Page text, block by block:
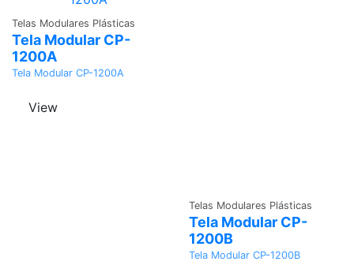
Telas Modulares Plásticas
Tela Modular CP-
1200A
Tela Modular CP-1200A
View
Telas Modulares Plásticas
Tela Modular CP-
1200B
Tela Modular CP-1200B